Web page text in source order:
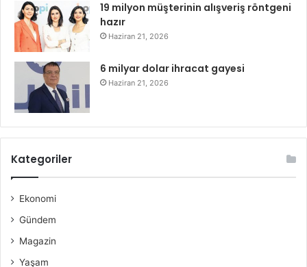
19 milyon müşterinin alışveriş röntgeni
hazır
Haziran 21, 2026
6 milyar dolar ihracat gayesi
Haziran 21, 2026
Kategoriler
Ekonomi
Gündem
Magazin
Yaşam